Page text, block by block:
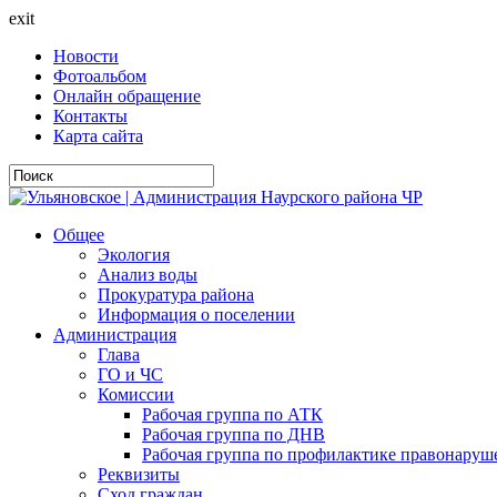
exit
Новости
Фотоальбом
Онлайн обращение
Контакты
Карта сайта
Общее
Экология
Анализ воды
Прокуратура района
Информация о поселении
Администрация
Глава
ГО и ЧС
Комиссии
Рабочая группа по АТК
Рабочая группа по ДНВ
Рабочая группа по профилактике
Реквизиты